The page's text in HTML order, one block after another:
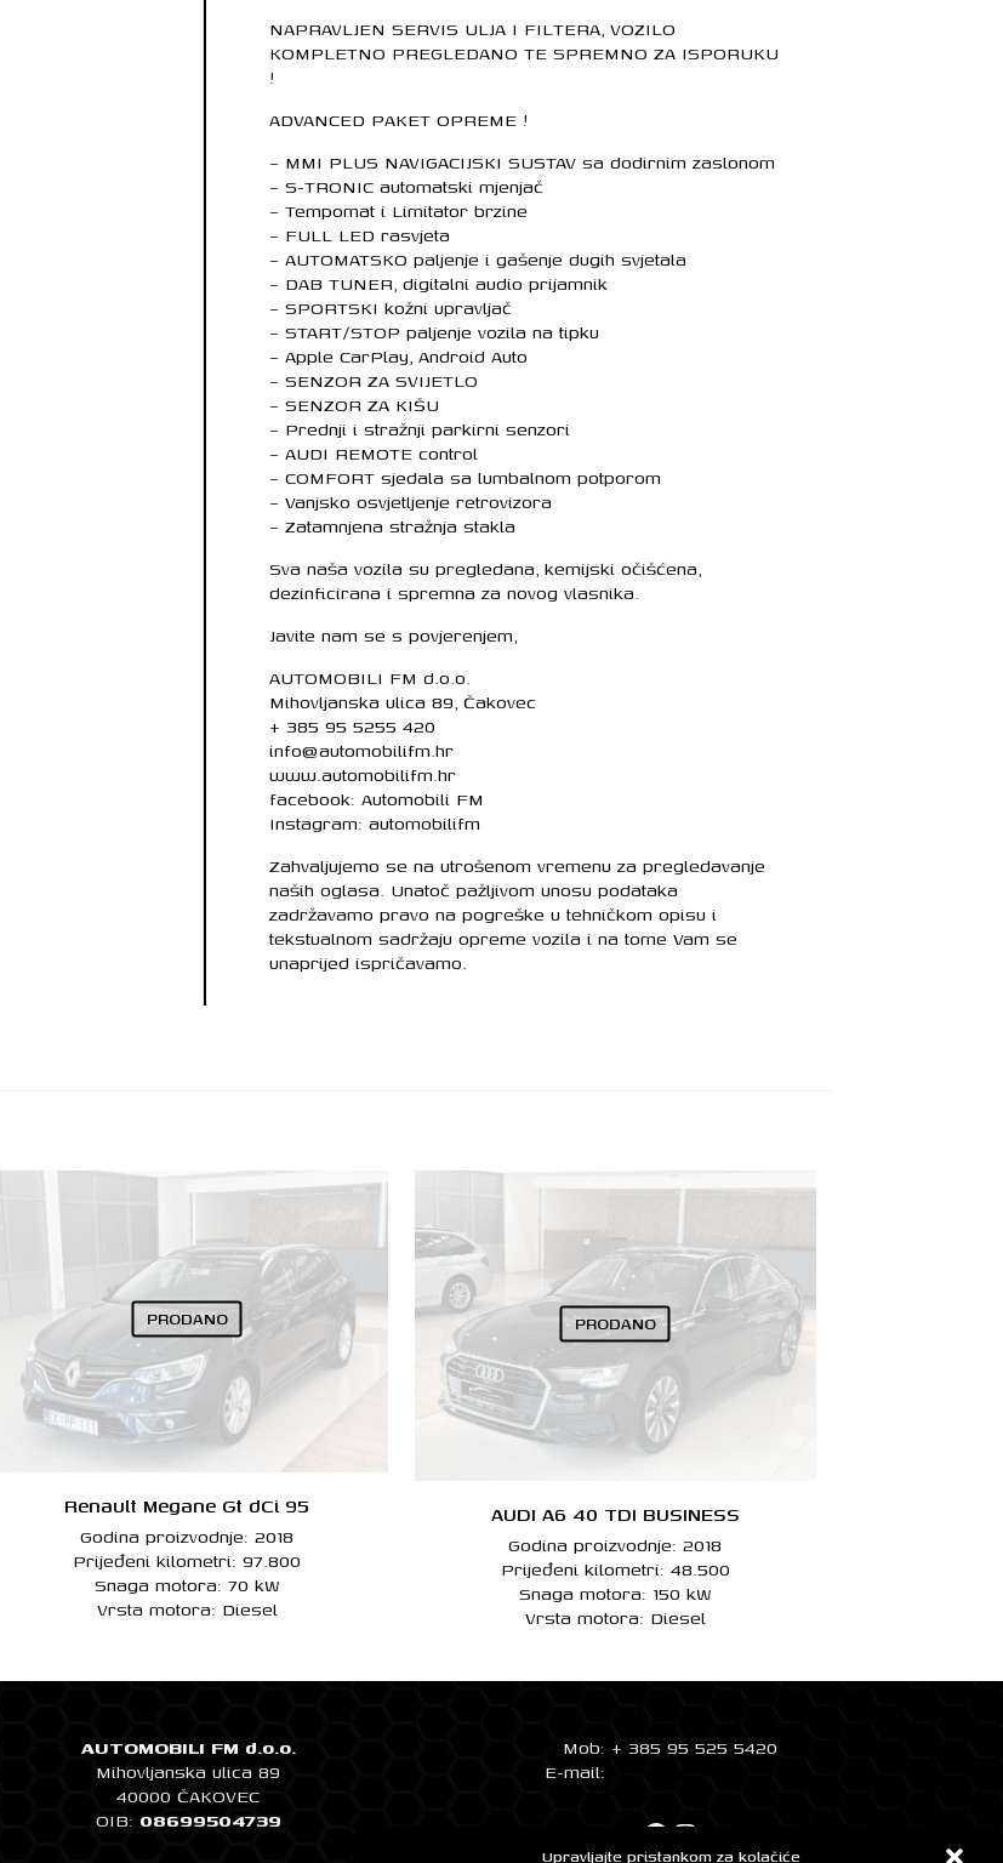
Upravljajte pristankom za kolačiće
NAPRAVLJEN SERVIS ULJA I FILTERA, VOZILO
KOMPLETNO PREGLEDANO TE SPREMNO ZA ISPORUKU
!
ADVANCED PAKET OPREME !
– MMI PLUS NAVIGACIJSKI SUSTAV sa dodirnim zaslonom
– S-TRONIC automatski mjenjač
– Tempomat i Limitator brzine
– FULL LED rasvjeta
– AUTOMATSKO paljenje i gašenje dugih svjetala
– DAB TUNER, digitalni audio prijamnik
– SPORTSKI kožni upravljač
– START/STOP paljenje vozila na tipku
– Apple CarPlay, Android Auto
– SENZOR ZA SVIJETLO
– SENZOR ZA KIŠU
– Prednji i stražnji parkirni senzori
– AUDI REMOTE control
– COMFORT sjedala sa lumbalnom potporom
– Vanjsko osvjetljenje retrovizora
– Zatamnjena stražnja stakla
Sva naša vozila su pregledana, kemijski očišćena,
dezinficirana i spremna za novog vlasnika.
Javite nam se s povjerenjem,
AUTOMOBILI FM d.o.o.
Mihovljanska ulica 89, Čakovec
+ 385 95 5255 420
info@automobilifm.hr
www.automobilifm.hr
facebook: Automobili FM
Instagram: automobilifm
Zahvaljujemo se na utrošenom vremenu za pregledavanje
naših oglasa. Unatoč pažljivom unosu podataka
zadržavamo pravo na pogreške u tehničkom opisu i
tekstualnom sadržaju opreme vozila i na tome Vam se
unaprijed ispričavamo.
PRODANO
Renault Megane Gt dCi 95
Godina proizvodnje: 2018
Prijeđeni kilometri: 97.800
Snaga motora: 70 kW
Vrsta motora: Diesel
PRODANO
AUDI A6 40 TDI BUSINESS
Godina proizvodnje: 2018
Prijeđeni kilometri: 48.500
Snaga motora: 150 kW
Vrsta motora: Diesel
AUTOMOBILI FM d.o.o.
Mihovljanska ulica 89
40000 ČAKOVEC
OIB: 08699504739
Mob: + 385 95 525 5420
E-mail:
Facebook
Instagram